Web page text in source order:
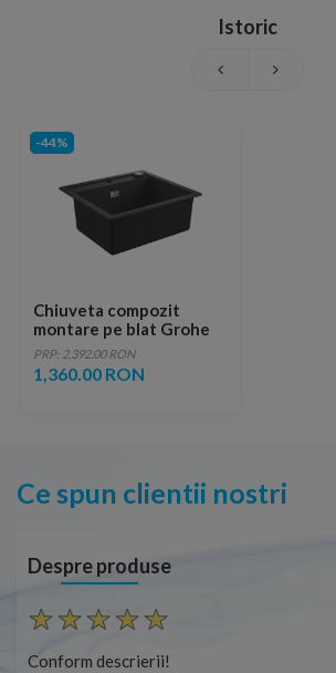
Istoric
-44%
Chiuveta compozit
montare pe blat Grohe
K700 56x51 cm negru
granit
PRP: 2,392.00 RON
1,360.00 RON
Ce spun clientii nostri
Despre produse
Conform descrierii!